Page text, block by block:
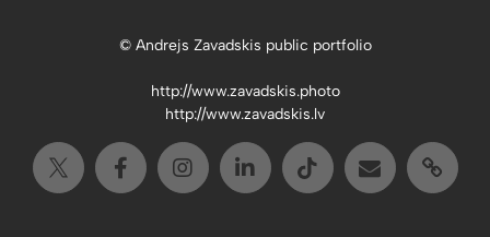
© Andrejs Zavadskis public portfolio
http://www.zavadskis.photo
http://www.zavadskis.lv